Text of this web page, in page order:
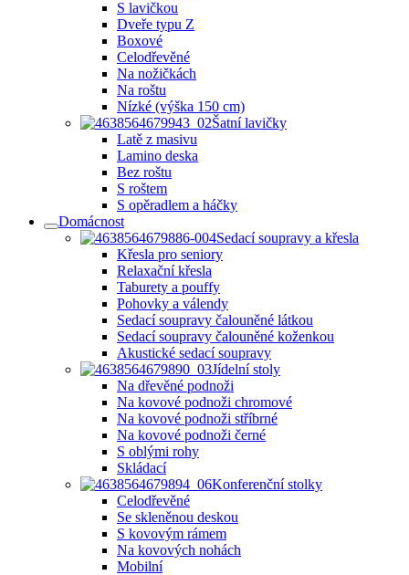
S lavičkou
Dveře typu Z
Boxové
Celodřevěné
Na nožičkách
Na roštu
Nízké (výška 150 cm)
Šatní lavičky
Latě z masivu
Lamino deska
Bez roštu
S roštem
S opěradlem a háčky
Domácnost
Sedací soupravy a křesla
Křesla pro seniory
Relaxační křesla
Taburety a pouffy
Pohovky a válendy
Sedací soupravy čalouněné látkou
Sedací soupravy čalouněné koženkou
Akustické sedací soupravy
Jídelní stoly
Na dřevěné podnoži
Na kovové podnoži chromové
Na kovové podnoži stříbrné
Na kovové podnoži černé
S oblými rohy
Skládací
Konferenční stolky
Celodřevěné
Se skleněnou deskou
S kovovým rámem
Na kovových nohách
Mobilní